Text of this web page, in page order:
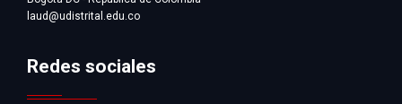
laud@udistrital.edu.co
Redes sociales